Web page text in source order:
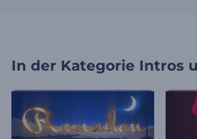
In der Kategorie Intros